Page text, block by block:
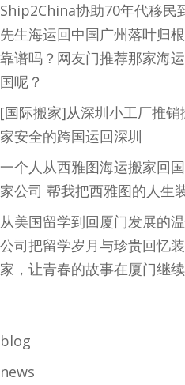
Ship2China协助70年代移民
先生海运回中国广州落叶归
靠谱吗？网友门推荐那家海
国呢？
[国际搬家]从深圳小工厂推
家安全的跨国运回深圳
一个人从西雅图海运搬家回
家公司 帮我把西雅图的人生
从美国留学到回厦门发展的
公司把留学岁月与珍贵回忆
家，让青春的故事在厦门继
blog
news